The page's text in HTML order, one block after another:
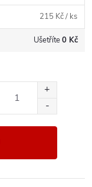
215 Kč/ ks
Ušetříte0 Kč